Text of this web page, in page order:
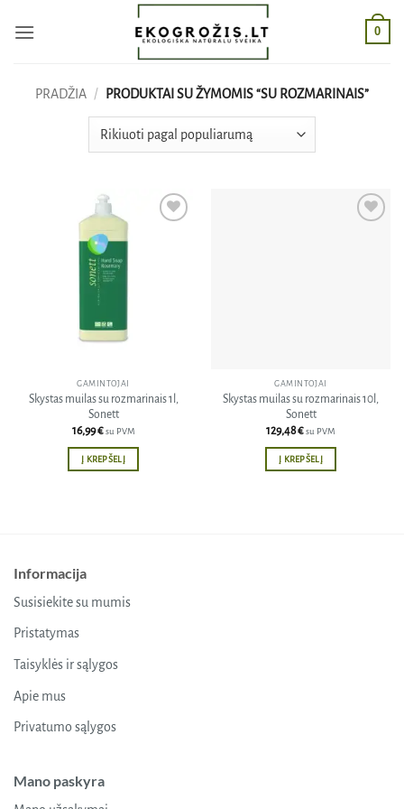
0
PRADŽIA / PRODUKTAI SU ŽYMOMIS “SU ROZMARINAIS”
GAMINTOJAI
Skystas muilas su rozmarinais 1l,
Sonett
16,99€ su PVM
Į KREPŠELĮ
GAMINTOJAI
Skystas muilas su rozmarinais 10l,
Sonett
129,48€su PVM
Į KREPŠELĮ
Informacija
Susisiekite su mumis
Pristatymas
Taisyklės ir sąlygos
Apie mus
Privatumo sąlygos
Mano paskyra